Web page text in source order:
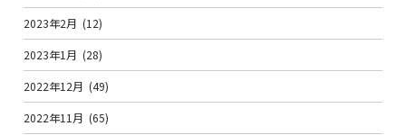
2023年2月 (12)
2023年1月 (28)
2022年12月 (49)
2022年11月 (65)